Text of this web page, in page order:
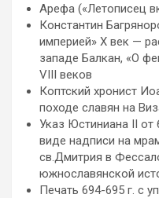
Арефа («Летописец
Константин
империей» Х век —
западе Балкан, «О
VIII веков
Коптский хронист
походе славян на
Указ Юстиниана II от
виде надписи на
св.Дмитрия в
южнославянской
Печать 694-695 г. с